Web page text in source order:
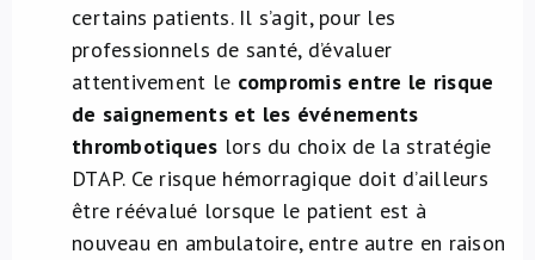
certains patients. Il s’agit, pour les
professionnels de santé, d’évaluer
attentivement le compromis entre le risque
de saignements et les événements
thrombotiques lors du choix de la stratégie
DTAP. Ce risque hémorragique doit d’ailleurs
être réévalué lorsque le patient est à
nouveau en ambulatoire, entre autre en raison